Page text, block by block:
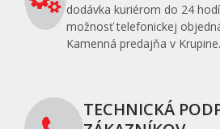
dodávka kuriérom do 24
možnosť telefonickej
Kamenná predajňa v Krupine.
TECHNICKÁ